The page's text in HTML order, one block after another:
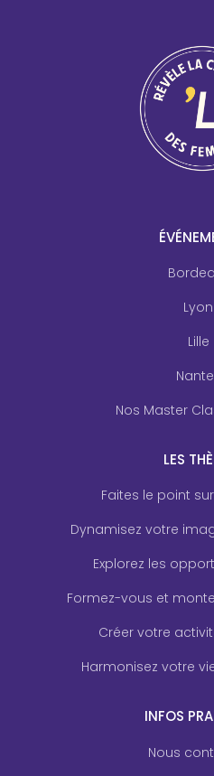
Lyon
Lille
Nos Master
LES
Faites le point
Dynamisez votre
Explorez les
Formez-vous et
Créer votre
Harmonisez votre
INFOS
Nous